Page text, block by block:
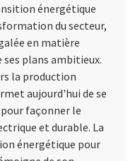
énergétique
du secteur,
en matière
plans ambitieux.
la production
aujourd'hui de se
façonner le
et durable. La
énergétique pour